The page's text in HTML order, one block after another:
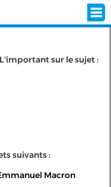
sur le sujet :
suivants :
Macron